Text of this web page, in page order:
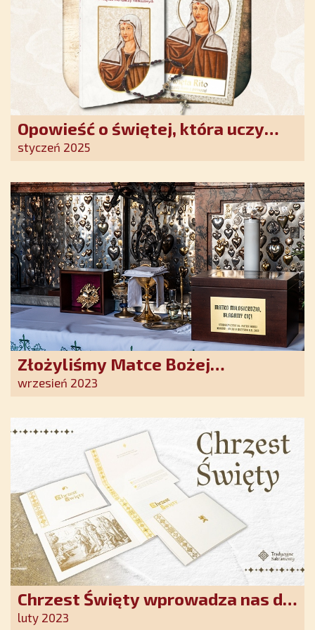
Opowieść o świętej, która uczy
szczerego oddania się Bogu.
nadziei w XXI wieku
styczeń 2025
Złożyliśmy Matce Bożej
Ostrobramskiej pozłacane wotum
wrzesień 2023
Chrzest Święty wprowadza nas do
wspólnoty Kościoła. Nasz pakiet
luty 2023